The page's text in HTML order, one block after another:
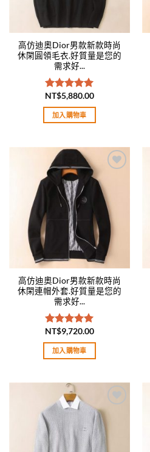
高仿迪奧Dior男款新款時尚
休閑圓領毛衣.好質量是您的
需求好...
評分5.00
滿分 5
NT$5,880.00
加入購物車
wishlist
高仿迪奧Dior男款新款時尚
休閑連帽外套.好質量是您的
需求好...
評分5.00
滿分 5
NT$9,720.00
加入購物車
Add to
wishlist